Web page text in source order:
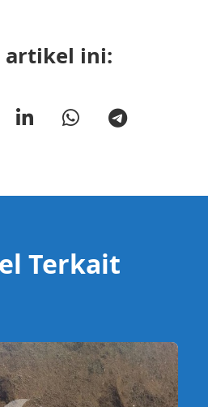
artikel ini:
Terkait